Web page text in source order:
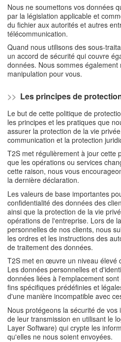
Nous ne soumettons vos données
par la législation applicable et
du fichier aux autorités et autres
télécommunication.
Quand nous utilisons des sous-
un accord de sécurité qui couvre
données. Nous sommes
manipulation pour vous.
>> Les principes de
Le but de cette politique de
les principes et les pratiques que
assurer la protection de la vie
communication et la protection
T2S met régulièrement à jour cette
que les opérations ou services
cette raison, nous vous
la dernière déclaration.
Les valeurs de base importantes
confidentialité des données des
ainsi que la protection de la vie
opérations de l'entreprise. Lors de
personnelles de nos clients, nous
les ordres et les instructions des
de traitement des données.
T2S met en œuvre un niveau élevé
Les données personnelles et
données liées à l'emplacement
fins spécifiques prédéfinies et
d'une manière incompatible avec
Nous protégeons la sécurité de
de leur transmission en utilisant le
Layer Software) qui crypte les
qu'elles ne nous soient envoyées.